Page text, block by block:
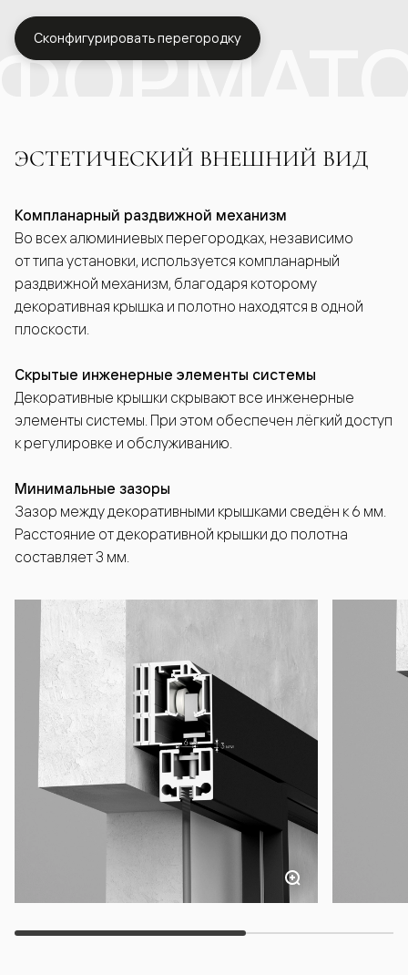
Сконфигурировать перегородку
ЭСТЕТИЧЕСКИЙ ВНЕШНИЙ ВИД
Компланарный раздвижной механизм
Во всех алюминиевых перегородках, независимо
от типа установки, используется компланарный
раздвижной механизм, благодаря которому
декоративная крышка и полотно находятся в одной
плоскости.
Скрытые инженерные элементы системы
Декоративные крышки скрывают все инженерные
элементы системы. При этом обеспечен лёгкий доступ
к регулировке и обслуживанию.
Минимальные зазоры
Зазор между декоративными крышками сведён к 6 мм.
Расстояние от декоративной крышки до полотна
составляет 3 мм.